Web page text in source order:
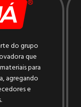
do grupo
que
para
agregando
e